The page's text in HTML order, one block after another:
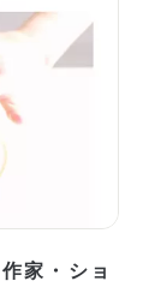
家・ショ